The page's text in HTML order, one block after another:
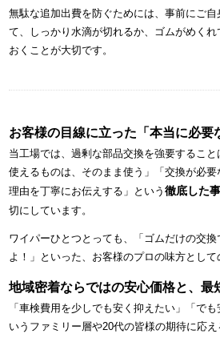
無駄な追加出費を防ぐためには、事前にご
て、しっかり水滴が切れるか、ゴムがめく
おくことが大切です。
お客様の目線に立った「本当に必要
当工場では、過剰な部品交換を強要するこ
使えるものは、そのまま使う」「交換が必
理由を丁寧にお伝えする」という 徹底した
切にしています。
ワイパーひとつとっても、「ゴムだけの交
よ！」といった、お客様のプロの味方として
地域密着ならではの安心価格と、最
「車検費用を少しでも安く抑えたい」「で
いうファミリー層や20代の皆様の期待に応